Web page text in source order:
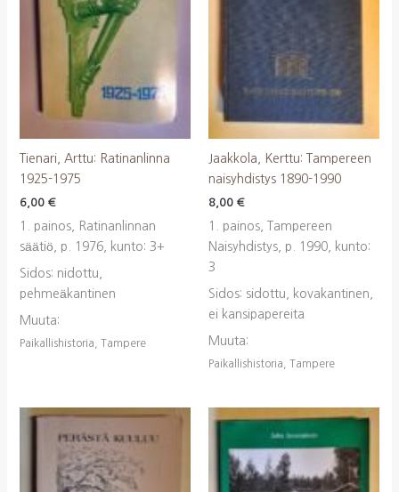
Tienari, Arttu: Ratinanlinna
1925-1975
6,00 €
1. painos, Ratinanlinnan
säätiö, p. 1976, kunto: 3+
Sidos: nidottu,
pehmeäkantinen
Muuta:
Paikallishistoria, Tampere
Jaakkola, Kerttu: Tampereen
naisyhdistys 1890-1990
8,00 €
1. painos, Tampereen
Naisyhdistys, p. 1990, kunto:
3
Sidos: sidottu, kovakantinen,
ei kansipapereita
Muuta:
Paikallishistoria, Tampere